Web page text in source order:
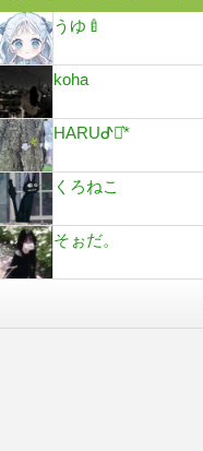
うゆ🍼
koha
HARUᕷ⋆͛*
くろねこ
そぉだ。